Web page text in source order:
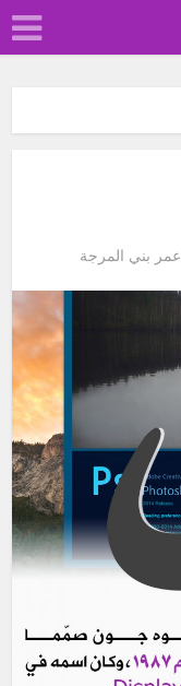
عمر بني المرجة